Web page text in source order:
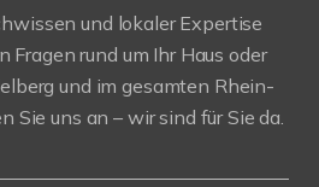
und lokaler Expertise
Fragen rund um Ihr Haus oder
und im gesamten Rhein-
Sie uns an – wir sind für Sie da.